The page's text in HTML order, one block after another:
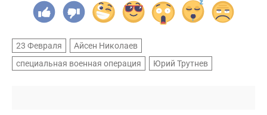
23 Февраля
Айсен Николаев
специальная военная операция
Юрий Трутнев